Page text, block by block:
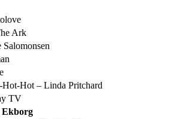
Ark
Hot – Linda Pritchard
TV
Ekborg